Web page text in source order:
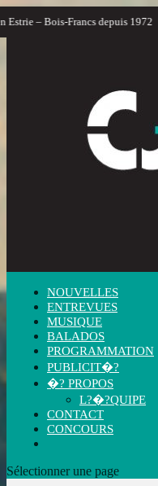
– Bois-Francs depuis 1972 |
NOUVELLES
ENTREVUES
MUSIQUE
BALADOS
PROGRAMMATION
PUBLICIT�?
�? PROPOS
L?�?QUIPE
CONTACT
CONCOURS
Sélectionner une page